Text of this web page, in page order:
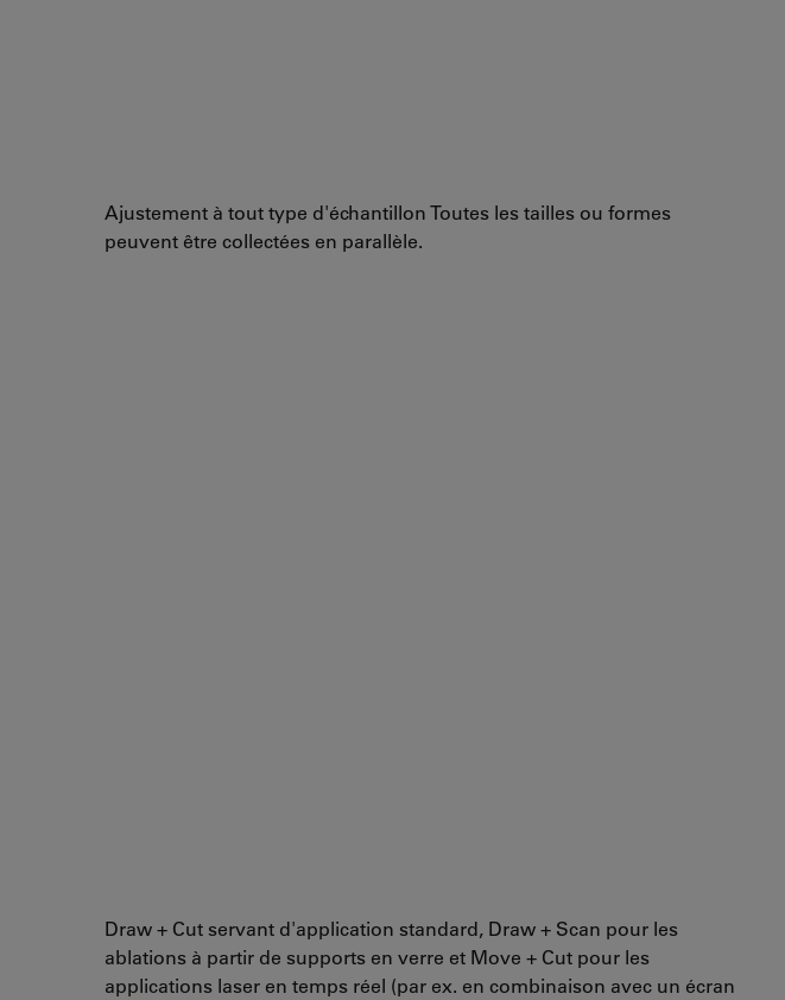
Ajustement à tout type d'échantillon Toutes les tailles ou formes
peuvent être collectées en parallèle.
Draw + Cut servant d'application standard, Draw + Scan pour les
ablations à partir de supports en verre et Move + Cut pour les
applications laser en temps réel (par ex. en combinaison avec un écran